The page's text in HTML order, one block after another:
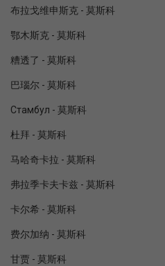
布拉戈维申斯克 - 莫斯科
鄂木斯克 - 莫斯科
糟透了 - 莫斯科
巴瑙尔 - 莫斯科
Стамбул - 莫斯科
杜拜 - 莫斯科
马哈奇卡拉 - 莫斯科
弗拉季卡夫卡兹 - 莫斯科
卡尔希 - 莫斯科
费尔加纳 - 莫斯科
甘贾 - 莫斯科